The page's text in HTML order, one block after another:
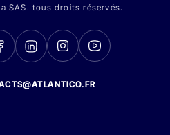
SAS. tous droits réservés.